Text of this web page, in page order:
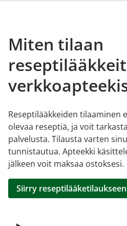
Miten tilaan
Reseptilääkkeiden tilaaminen
olevaa reseptiä, ja voit
palvelusta. Tilausta varten
tunnistautua. Apteekki
jälkeen voit maksaa ostoksesi.
Siirry reseptilääketilaukseen